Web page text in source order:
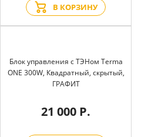
В КОРЗИНУ
Блок управления с ТЭНом Terma
ONE 300W, Квадратный, скрытый,
ГРАФИТ
21 000 Р.